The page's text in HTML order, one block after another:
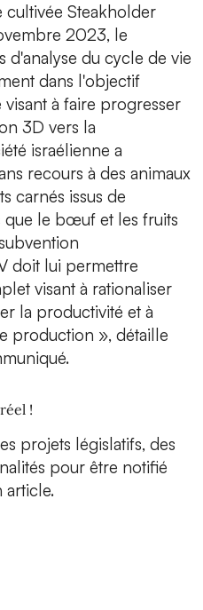
cultivée Steakholder
2023, le
d'analyse du cycle de vie
dans l'objectif
à faire progresser
3D vers la
israélienne a
recours à des animaux
carnés issus de
que le bœuf et les fruits
doit lui permettre
visant à rationaliser
la productivité et à
production », détaille
!
projets législatifs, des
pour être notifié
article.